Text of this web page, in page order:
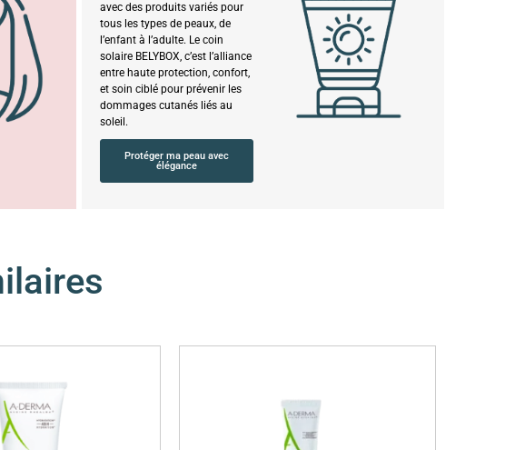
avec des produits variés pour
tous les types de peaux, de
l’enfant à l’adulte. Le coin
solaire BELYBOX, c’est l’alliance
entre haute protection, confort,
et soin ciblé pour prévenir les
dommages cutanés liés au
soleil.
Protéger ma peau avec
élégance